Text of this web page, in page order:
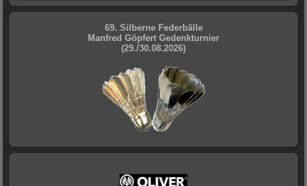
69. Silberne Federbälle
Manfred Göpfert Gedenkturnier
(29./30.08.2026)